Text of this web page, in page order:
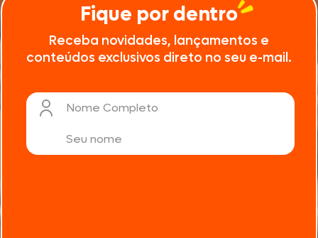
Fique por dentro
Receba novidades, lançamentos e
conteúdos exclusivos direto no seu e-mail.
Nome Completo